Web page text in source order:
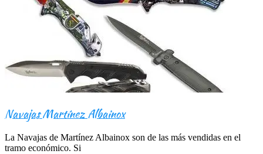
Navajas Martínez Albainox
La Navajas de Martínez Albainox son de las más vendidas en el
tramo económico. Si